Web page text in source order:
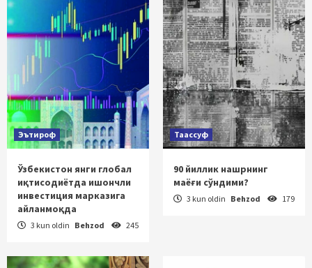
Эътироф
Ўзбекистон янги глобал
иқтисодиётда ишончли
инвестиция марказига
айланмоқда
3 kun oldin Behzod 245
Таассуф
90 йиллик нашрнинг
маёғи сўндими?
3 kun oldin Behzod 179